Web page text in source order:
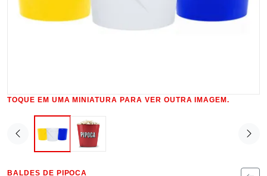
TOQUE EM UMA MINIATURA PARA VER OUTRA IMAGEM.
BALDES DE PIPOCA